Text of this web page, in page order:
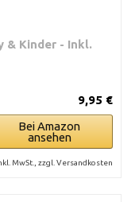
& Kinder - Inkl.
9,95 €
Bei Amazon
ansehen
MwSt., zzgl. Versandkosten